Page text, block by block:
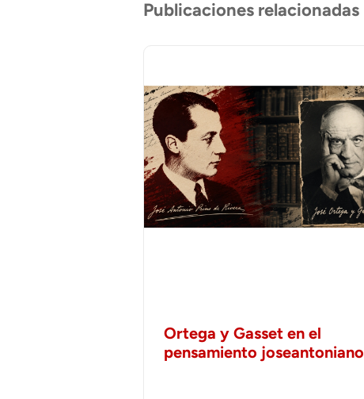
Publicaciones relacionadas
Ortega y Gasset en el
pensamiento joseantoniano